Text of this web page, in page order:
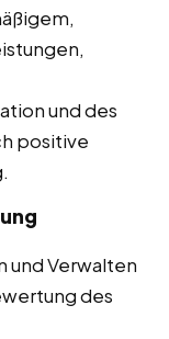
und des
positive
und Verwalten
des